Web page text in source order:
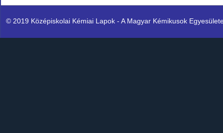
© 2019 Középiskolai Kémiai Lapok - A Magyar Kémikusok